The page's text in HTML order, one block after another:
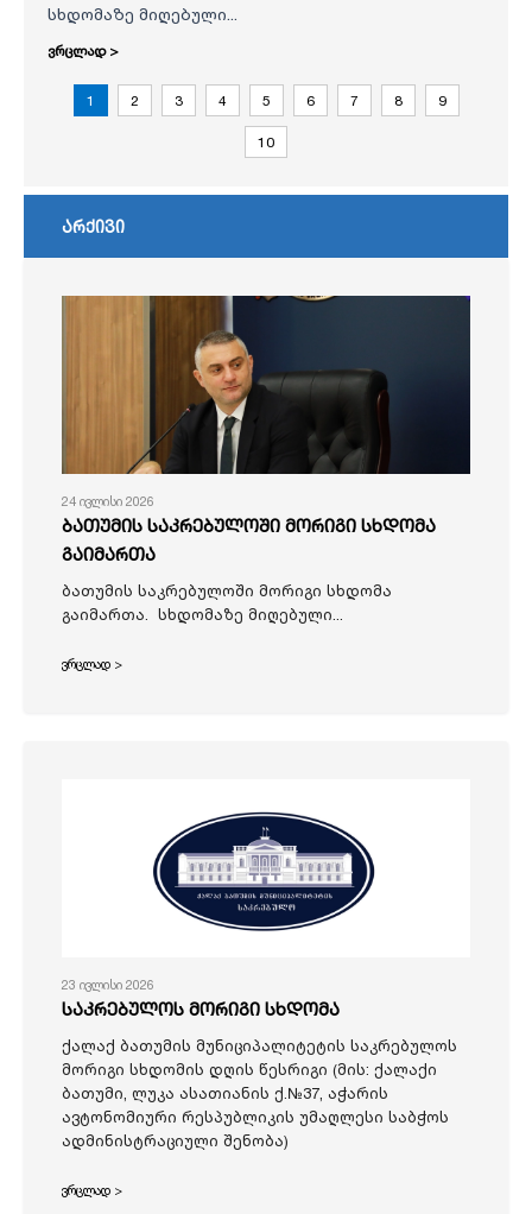
სხდომაზე მიღებული...
ვრცლად >
1 2 3 4 5 6 7 8 9
10
არქივი
24 ივლისი 2026
ბათუმის საკრებულოში მორიგი სხდომა
გაიმართა
ბათუმის საკრებულოში მორიგი სხდომა
გაიმართა. სხდომაზე მიღებული...
ვრცლად >
23 ივლისი 2026
საკრებულოს მორიგი სხდომა
ქალაქ ბათუმის მუნიციპალიტეტის საკრებულოს
მორიგი სხდომის დღის წესრიგი (მის: ქალაქი
ბათუმი, ლუკა ასათიანის ქ.№37, აჭარის
ავტონომიური რესპუბლიკის უმაღლესი საბჭოს
ადმინისტრაციული შენობა)
ვრცლად >